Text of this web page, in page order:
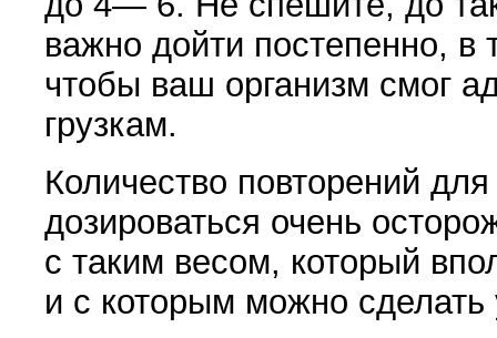
важно дойти постепенно,
чтобы ваш организм смог
грузкам.
Количество повторений
дозироваться очень
с та­ким весом, который
и с которым можно